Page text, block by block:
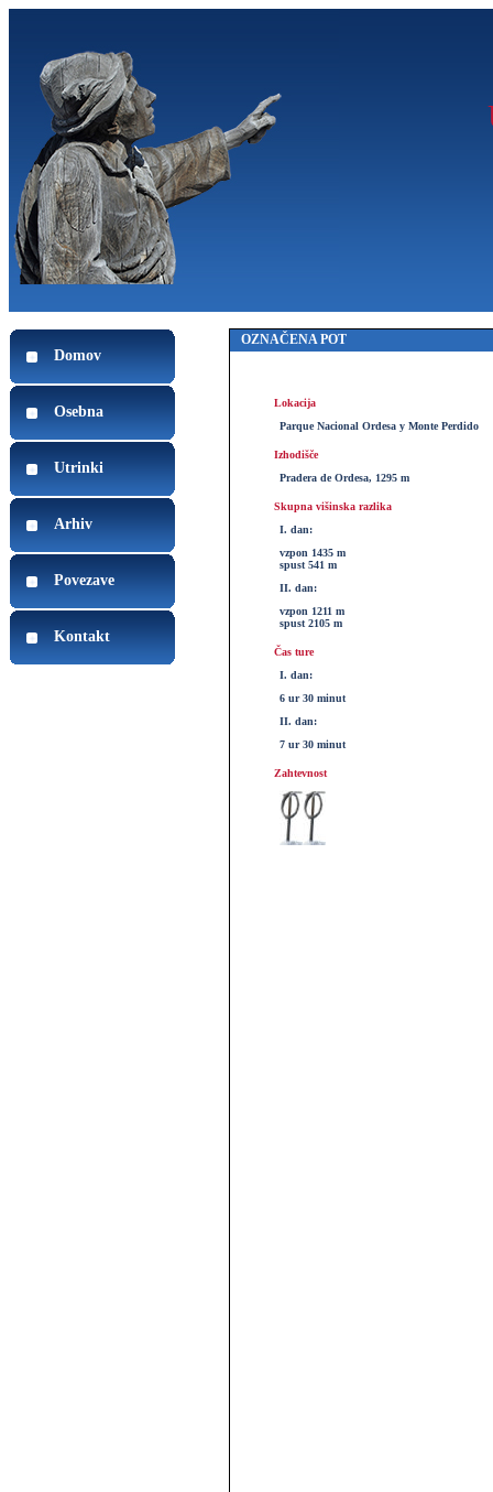
Domov
Osebna
Utrinki
Arhiv
Povezave
Kontakt
OZNAČENA POT
Lokacija
Parque Nacional Ordesa y Monte Perdido
Izhodišče
Pradera de Ordesa, 1295 m
Skupna višinska razlika
I. dan:
vzpon 1435 m
spust 541 m
II. dan:
vzpon 1211 m
spust 2105 m
Čas ture
I. dan:
6 ur 30 minut
II. dan:
7 ur 30 minut
Zahtevnost